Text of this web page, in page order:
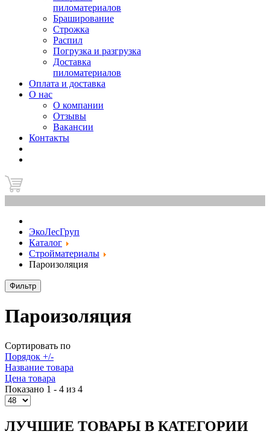
пиломатериалов
Браширование
Строжка
Распил
Погрузка и разгрузка
Доставка
пиломатериалов
Оплата и доставка
О нас
О компании
Отзывы
Вакансии
Контакты
ЭкоЛесГруп
Каталог
Стройматериалы
Пароизоляция
Фильтр
Пароизоляция
Сортировать по
Порядок +/-
Название товара
Цена товара
Показано 1 - 4 из 4
ЛУЧШИЕ ТОВАРЫ В КАТЕГОРИИ